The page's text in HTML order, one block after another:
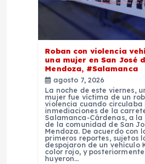
Roban con violencia
una mujer en San José
Mendoza, #Salamanca
agosto 7, 2026
La noche de este viernes,
mujer fue víctima de un
violencia cuando circulaba
inmediaciones de la
Salamanca-Cárdenas, a
de la comunidad de San
Mendoza. De acuerdo con
primeros reportes, sujetos
despojaron de un vehículo
color rojo, y posteriormente
huyeron…